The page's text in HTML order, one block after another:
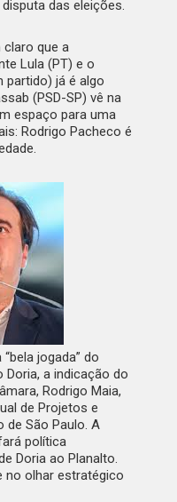
das eleições.
claro que a
Lula (PT) e o
partido) já é algo
(PSD-SP) vê na
espaço para uma
Rodrigo Pacheco é
jogada” do
Doria, a indicação do
Rodrigo Maia,
de Projetos e
de São Paulo. A
política
Doria ao Planalto.
no olhar estratégico